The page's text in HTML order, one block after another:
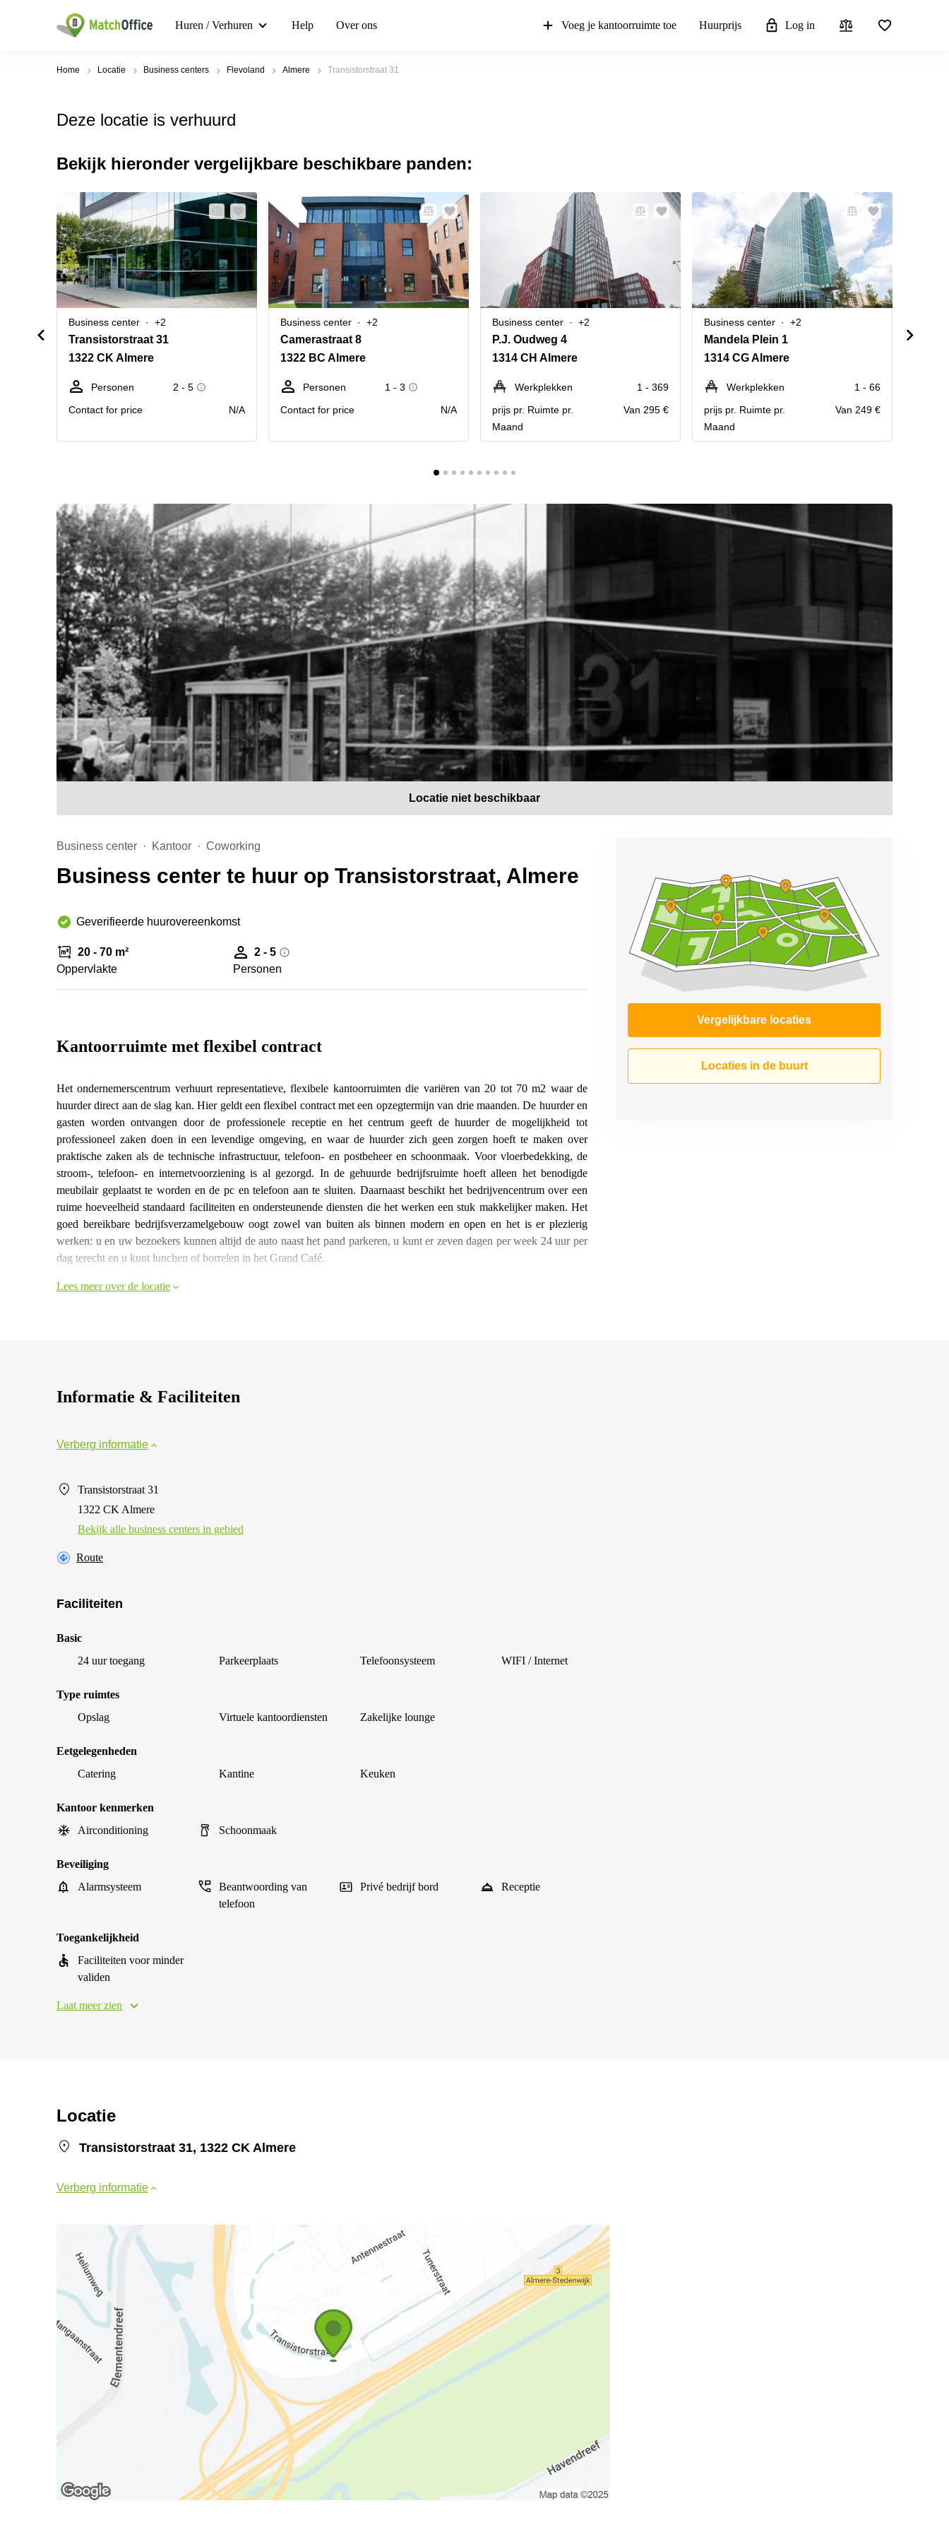
Huren / Verhuren Help Over ons Voeg je kantoorruimte toe Huurprijs Log in
Home Locatie Business centers Flevoland Almere Transistorstraat 31
Deze locatie is verhuurd
Bekijk hieronder vergelijkbare beschikbare panden:
Business center +2
Transistorstraat 31
1322 CK Almere
Personen
2 - 5
Contact for price
N/A
Business center +2
Camerastraat 8
1322 BC Almere
Personen
1 - 3
Contact for price
N/A
Business center +2
P.J. Oudweg 4
1314 CH Almere
Werkplekken
1 - 369
prijs pr. Ruimte pr.
Maand
Van 295 €
Business center +2
Mandela Plein 1
1314 CG Almere
Werkplekken
1 - 66
prijs pr. Ruimte pr.
Maand
Van 249 €
Locatie niet beschikbaar
Business center Kantoor Coworking
Business center te huur op Transistorstraat, Almere
Geverifieerde huurovereenkomst
20 - 70 m²
Oppervlakte
2 - 5
Personen
Vergelijkbare locaties
Locaties in de buurt
Kantoorruimte met flexibel contract
Het ondernemerscentrum verhuurt representatieve, flexibele kantoorruimten die variëren van 20 tot 70 m2 waar de
huurder direct aan de slag kan. Hier geldt een flexibel contract met een opzegtermijn van drie maanden. De huurder en
gasten worden ontvangen door de professionele receptie en het centrum geeft de huurder de mogelijkheid tot
professioneel zaken doen in een levendige omgeving, en waar de huurder zich geen zorgen hoeft te maken over
praktische zaken als de technische infrastructuur, telefoon- en postbeheer en schoonmaak. Voor vloerbedekking, de
stroom-, telefoon- en internetvoorziening is al gezorgd. In de gehuurde bedrijfsruimte hoeft alleen het benodigde
meubilair geplaatst te worden en de pc en telefoon aan te sluiten. Daarnaast beschikt het bedrijvencentrum over een
ruime hoeveelheid standaard faciliteiten en ondersteunende diensten die het werken een stuk makkelijker maken. Het
goed bereikbare bedrijfsverzamelgebouw oogt zowel van buiten als binnen modern en open en het is er plezierig
werken: u en uw bezoekers kunnen altijd de auto naast het pand parkeren, u kunt er zeven dagen per week 24 uur per
dag terecht en u kunt lunchen of borrelen in het Grand Café.
Lees meer over de locatie
Informatie & Faciliteiten
Verberg informatie
Transistorstraat 31
1322 CK Almere
Bekijk alle business centers in gebied
Route
Faciliteiten
Basic
24 uur toegang
Parkeerplaats Telefoonsysteem WIFI / Internet
Type ruimtes
Opslag
Virtuele kantoordiensten Zakelijke lounge
Eetgelegenheden
Catering
Kantine Keuken
Kantoor kenmerken
Airconditioning
Schoonmaak
Beveiliging
Alarmsysteem
Beantwoording van
telefoon
Privé bedrijf bord Receptie
Toegankelijkheid
Faciliteiten voor minder
validen
Laat meer zien
Locatie
Transistorstraat 31, 1322 CK Almere
Verberg informatie